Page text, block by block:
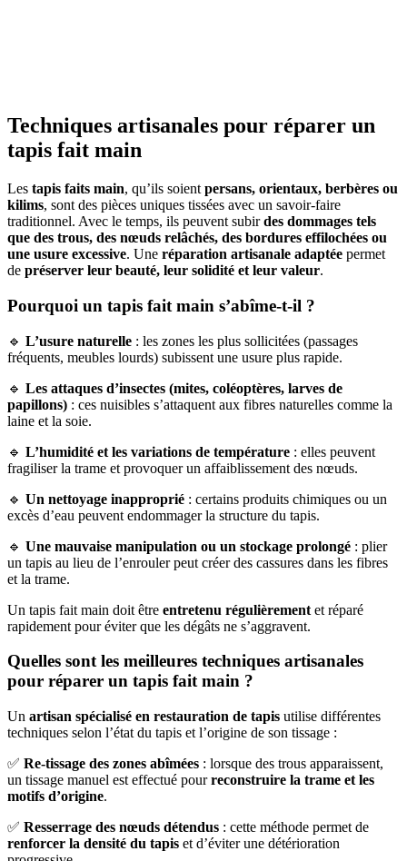
Techniques artisanales pour réparer un
tapis fait main
Les tapis faits main, qu’ils soient persans, orientaux, berbères ou
kilims, sont des pièces uniques tissées avec un savoir-faire
traditionnel. Avec le temps, ils peuvent subirdes dommages tels
que des trous, des nœuds relâchés, des bordures effilochées ou
une usure excessive. Une réparation artisanale adaptée permet
de préserver leur beauté, leur solidité et leur valeur.
Pourquoi un tapis fait main s’abîme-t-il ?
🔹 L’usure naturelle : les zones les plus sollicitées (passages
fréquents, meubles lourds) subissent une usure plus rapide.
🔹 Les attaques d’insectes (mites, coléoptères, larves de
papillons) : ces nuisibles s’attaquent aux fibres naturelles comme la
laine et la soie.
🔹 L’humidité et les variations de température : elles peuvent
fragiliser la trame et provoquer un affaiblissement des nœuds.
🔹 Un nettoyage inapproprié : certains produits chimiques ou un
excès d’eau peuvent endommager la structure du tapis.
🔹 Une mauvaise manipulation ou un stockage prolongé : plier
un tapis au lieu de l’enrouler peut créer des cassures dans les fibres
et la trame.
Un tapis fait main doit être entretenu régulièrement et réparé
rapidement pour éviter que les dégâts ne s’aggravent.
Quelles sont les meilleures techniques artisanales
pour réparer un tapis fait main ?
Un artisan spécialisé en restauration de tapis utilise différentes
techniques selon l’état du tapis et l’origine de son tissage :
✅ Re-tissage des zones abîmées : lorsque des trous apparaissent,
un tissage manuel est effectué pourreconstruire la trame et les
motifs d’origine.
✅ Resserrage des nœuds détendus : cette méthode permet de
renforcer la densité du tapis et d’éviter une détérioration